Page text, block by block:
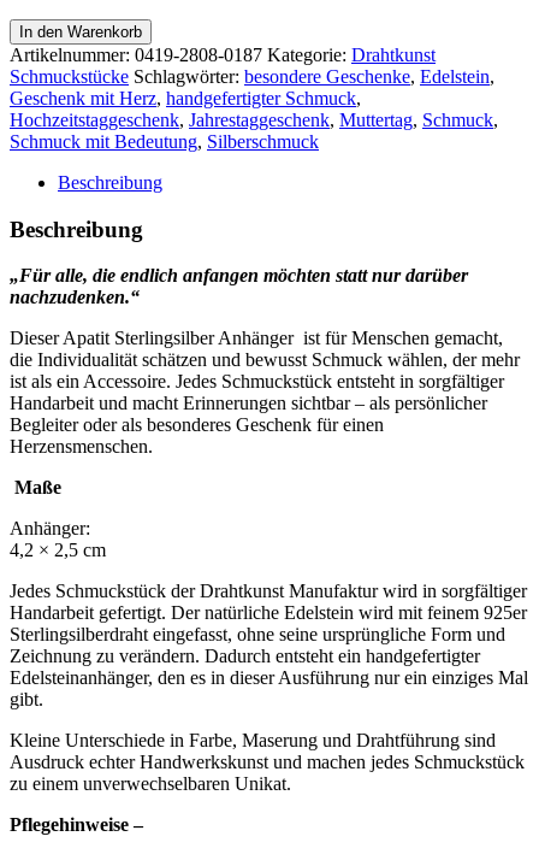
Apatit
Sterlingsilber
Anhänger
Menge
In den Warenkorb
Artikelnummer: 0419-2808-0187 Kategorie: Drahtkunst
Schmuckstücke Schlagwörter: besondere Geschenke, Edelstein,
Geschenk mit Herz, handgefertigter Schmuck,
Hochzeitstaggeschenk, Jahrestaggeschenk, Muttertag, Schmuck,
Schmuck mit Bedeutung, Silberschmuck
Beschreibung
Beschreibung
„Für alle, die endlich anfangen möchten statt nur darüber
nachzudenken.“
Dieser Apatit Sterlingsilber Anhänger ist für Menschen gemacht,
die Individualität schätzen und bewusst Schmuck wählen, der mehr
ist als ein Accessoire. Jedes Schmuckstück entsteht in sorgfältiger
Handarbeit und macht Erinnerungen sichtbar – als persönlicher
Begleiter oder als besonderes Geschenk für einen
Herzensmenschen.
Maße
Anhänger:
4,2 × 2,5 cm
Jedes Schmuckstück der Drahtkunst Manufaktur wird in sorgfältiger
Handarbeit gefertigt. Der natürliche Edelstein wird mit feinem 925er
Sterlingsilberdraht eingefasst, ohne seine ursprüngliche Form und
Zeichnung zu verändern. Dadurch entsteht ein handgefertigter
Edelsteinanhänger, den es in dieser Ausführung nur ein einziges Mal
gibt.
Kleine Unterschiede in Farbe, Maserung und Drahtführung sind
Ausdruck echter Handwerkskunst und machen jedes Schmuckstück
zu einem unverwechselbaren Unikat.
Pflegehinweise –